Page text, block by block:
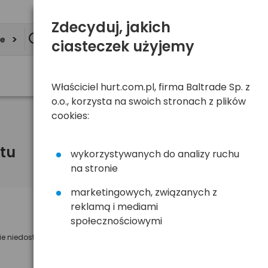
niedostępny
Powiadom mnie o dostępności
Zdecyduj, jakich
ciasteczek użyjemy
Właściciel hurt.com.pl, firma Baltrade Sp. z
o.o., korzysta na swoich stronach z plików
cookies:
wykorzystywanych do analizy ruchu
na stronie
marketingowych, związanych z
reklamą i mediami
społecznościowymi